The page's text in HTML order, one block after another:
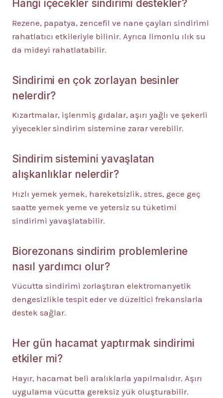
Hangi içecekler sindirimi destekler?
Rezene, papatya, zencefil ve nane çayları sindirimi
rahatlatıcı etkileriyle bilinir. Ayrıca limonlu ılık su
da mideyi rahatlatabilir.
Sindirimi en çok zorlayan besinler
nelerdir?
Kızartmalar, işlenmiş gıdalar, aşırı yağlı ve şekerli
yiyecekler sindirim sistemine zarar verebilir.
Sindirim sistemini yavaşlatan
alışkanlıklar nelerdir?
Hızlı yemek yemek, hareketsizlik, stres, gece geç
saatte yemek yeme ve yetersiz su tüketimi
sindirimi yavaşlatabilir.
Biorezonans sindirim problemlerine
nasıl yardımcı olur?
Vücutta sindirimi zorlaştıran elektromanyetik
dengesizlikle tespit eder ve düzeltici frekanslarla
destek sağlar.
Her gün hacamat yaptırmak sindirimi
etkiler mi?
Hayır, hacamat beli aralıklarla yapılmalıdır. Aşırı
uygulama vücutta gereksiz yük oluşturabilir.